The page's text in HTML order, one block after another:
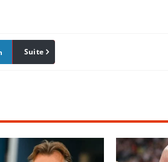
Pinterest
Suite